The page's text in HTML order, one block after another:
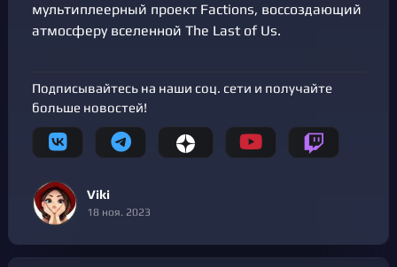
мультиплеерный проект Factions, воссоздающий
атмосферу вселенной The Last of Us.
Подписывайтесь на наши соц. сети и получайте
больше новостей!
Viki
18 ноя. 2023